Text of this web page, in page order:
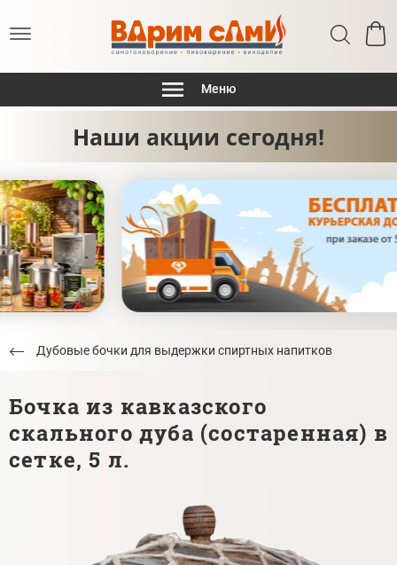
Меню
Наши акции сегодня!
Дубовые бочки для выдержки спиртных напитков
Бочка из кавказского
скального дуба (состаренная) в
сетке, 5 л.